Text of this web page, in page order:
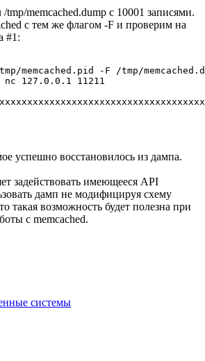
tmp/memcached.dump с 10001 записями.
с тем же флагом -F и проверим на
#1:
memcached.pid -F /tmp/
127.0.0.1 11211
успешно восстановилось из дампа.
задействовать имеющееся API
дамп не модифицируя схему
такая возможность будет полезна при
с memcached.
системы